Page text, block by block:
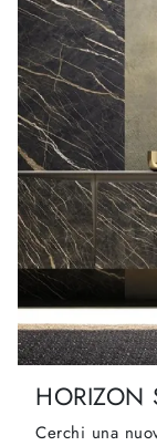
HORIZON
Cerchi una